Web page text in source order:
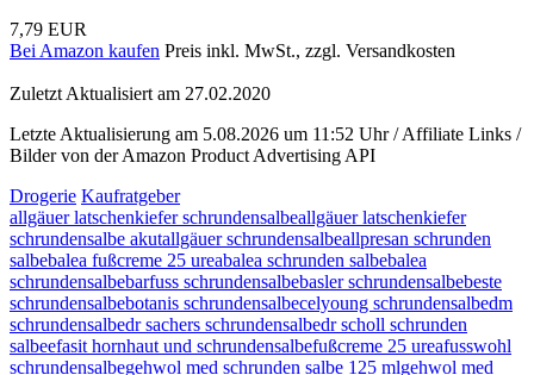
7,79 EUR
Bei Amazon kaufen Preis inkl. MwSt., zzgl. Versandkosten
Zuletzt Aktualisiert am 27.02.2020
Letzte Aktualisierung am 5.08.2026 um 11:52 Uhr / Affiliate Links /
Bilder von der Amazon Product Advertising API
Drogerie Kaufratgeber
allgäuer latschenkiefer schrundensalbeallgäuer latschenkiefer
schrundensalbe akutallgäuer schrundensalbeallpresan schrunden
salbebalea fußcreme 25 ureabalea schrunden salbebalea
schrundensalbebarfuss schrundensalbebasler schrundensalbebeste
schrundensalbebotanis schrundensalbecelyoung schrundensalbedm
schrundensalbedr sachers schrundensalbedr scholl schrunden
salbeefasit hornhaut und schrundensalbefußcreme 25 ureafusswohl
schrundensalbegehwol med schrunden salbe 125 mlgehwol med